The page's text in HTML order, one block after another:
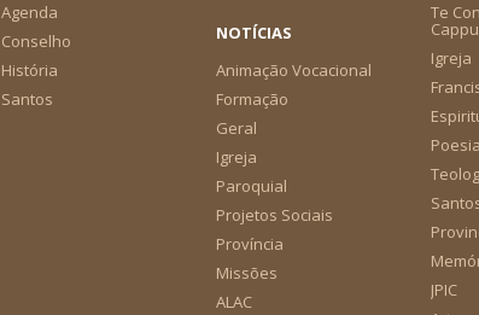
Agenda
Conselho
História
Santos
Te
Igreja
Poesia
JPIC
NOTÍCIAS
Animação Vocacional
Formação
Geral
Igreja
Paroquial
Projetos Sociais
Província
Missões
ALAC